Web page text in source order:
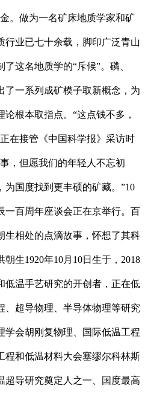
。做为一名矿床地质学家和矿
行业已七十余载，脚印广泛青山
这名地质学的“斥候”。磷、
了一系列成矿模子取新概念，为
根本取指点。“这点钱不多，
在接管《中国科学报》采访时
，但愿我们的年轻人不忘初
国度找到更丰硕的矿藏。”10
一百周年座谈会正在京举行。百
生相处的点滴故事，怀想了其科
生1920年10月10日生于，2018
低温手艺研究的开创者，正在低
、超导物理、半导体物理等研究
学会胡刚复物理、国际低温工程
程和低温材料大会塞缪尔科林斯
超导研究奠定人之一、国度最高